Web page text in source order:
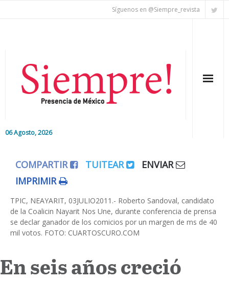
Síguenos en @Siempre_revista
06 Agosto, 2026
Editorial
Nacional
Colaboradores
Cultura
COMPARTIR TUITEAR
ENVIAR
IMPRIMIR
TPIC, NEAYARIT, 03JULIO2011.- Roberto Sandoval, candidato
de la Coalicin Nayarit Nos Une, durante conferencia de prensa
se declar ganador de los comicios por un margen de ms de 40
mil votos. FOTO: CUARTOSCURO.COM
En seis años creció